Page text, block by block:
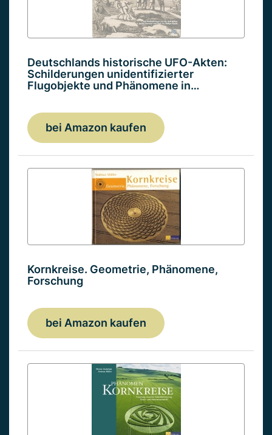
Deutschlands historische UFO-Akten:
Schilderungen unidentifizierter
Flugobjekte und Phänomene in…
bei Amazon kaufen
Kornkreise. Geometrie, Phänomene,
Forschung
bei Amazon kaufen